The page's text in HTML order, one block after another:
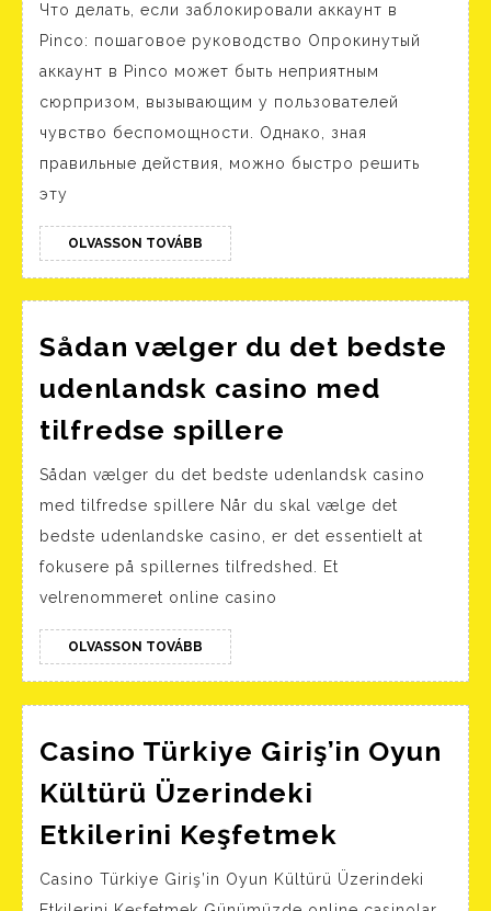
если
заблокировали
аккаунт
в
Pinco:
Что делать, если заблокировали аккаунт в
Pinco: пошаговое руководство Опрокинутый
аккаунт в Pinco может быть неприятным
сюрпризом, вызывающим у пользователей
чувство беспомощности. Однако, зная
правильные действия, можно быстро решить
эту
OLVASSON TOVÁBB OLVASSON
TOVÁBB
Sådan vælger du det bedste
udenlandsk casino med
tilfredse spillere
du
det
bedste
tilfredse
Sådan vælger du det bedste udenlandsk casino
med tilfredse spillere Når du skal vælge det
bedste udenlandske casino, er det essentielt at
fokusere på spillernes tilfredshed. Et
velrenommeret online casino
OLVASSON TOVÁBB OLVASSON
TOVÁBB
Casino Türkiye Giriş’in Oyun
Kültürü Üzerindeki
Etkilerini Keşfetmek
Giriş’in
Casino Türkiye Giriş’in Oyun Kültürü Üzerindeki